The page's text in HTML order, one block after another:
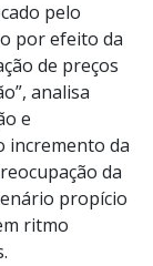
pelo
por efeito da
de preços
analisa
e
incremento da
da
propício
ritmo